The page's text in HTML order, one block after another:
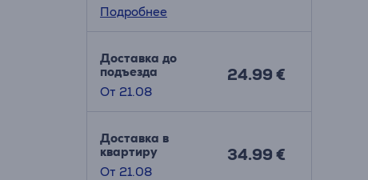
Подробнее
Доставка до
подъезда
От 21.08
24.99 €
Доставка в
квартиру
От 21.08
34.99 €